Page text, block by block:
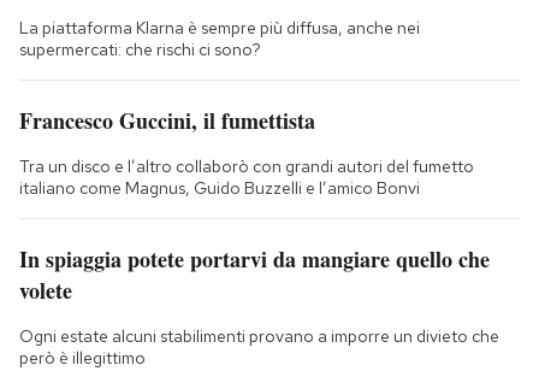
La piattaforma Klarna è sempre più diffusa, anche nei
supermercati: che rischi ci sono?
Francesco Guccini, il fumettista
Tra un disco e l’altro collaborò con grandi autori del fumetto
italiano come Magnus, Guido Buzzelli e l’amico Bonvi
In spiaggia potete portarvi da mangiare quello che
volete
Ogni estate alcuni stabilimenti provano a imporre un divieto che
però è illegittimo